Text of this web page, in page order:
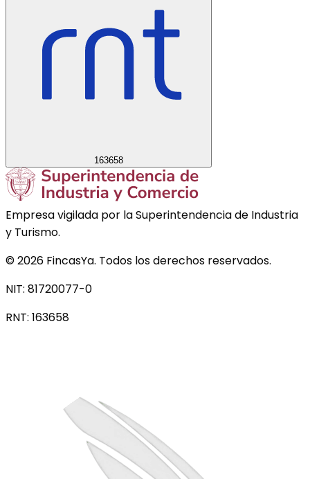
163658
Empresa vigilada por la Superintendencia de Industria
y Turismo.
©2026 FincasYa. Todos los derechos reservados.
NIT: 81720077-0
RNT: 163658